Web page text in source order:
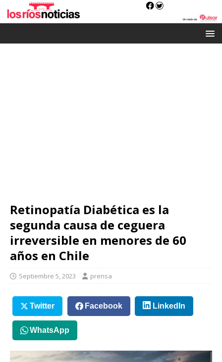
Retinopatía Diabética es la
segunda causa de ceguera
irreversible en menores de 60
años en Chile
Septiembre 5, 2023 prensa
Twitter Facebook LinkedIn
WhatsApp